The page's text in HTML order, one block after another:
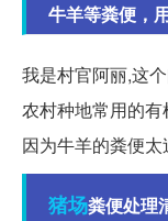
牛羊等粪便，
我是村官阿丽,这
农村种地常用的
因为牛羊的粪便太
猪场粪便处理